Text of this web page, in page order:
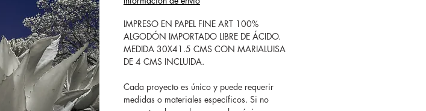
IMPRESO EN PAPEL FINE ART 100%
ALGODÓN IMPORTADO LIBRE DE ÁCIDO.
MEDIDA 30X41.5 CMS CON MARIALUISA
DE 4 CMS INCLUIDA.
Cada proyecto es único y puede requerir
medidas o materiales específicos. Si no